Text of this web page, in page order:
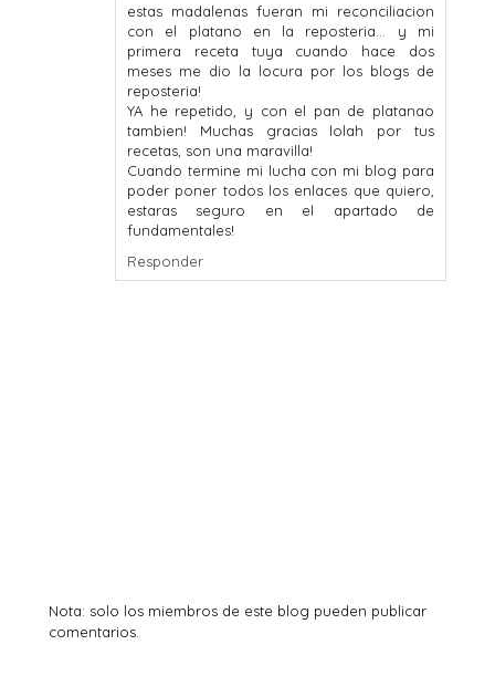
estas madalenas fueran mi reconciliacion
con el platano en la reposteria... y mi
primera receta tuya cuando hace dos
meses me dio la locura por los blogs de
reposteria!
YA he repetido, y con el pan de platanao
tambien! Muchas gracias lolah por tus
recetas, son una maravilla!
Cuando termine mi lucha con mi blog para
poder poner todos los enlaces que quiero,
estaras seguro en el apartado de
fundamentales!
Responder
Nota: solo los miembros de este blog pueden publicar
comentarios.